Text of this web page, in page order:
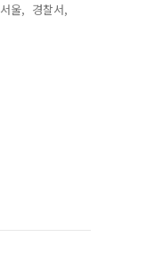
서울, 경찰서,